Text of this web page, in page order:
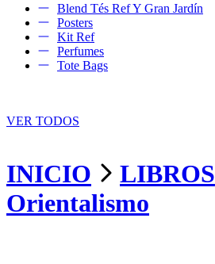
Blend Tés Ref Y Gran Jardín
Posters
Kit Ref
Perfumes
Tote Bags
VER TODOS
INICIO
LIBROS
Orientalismo